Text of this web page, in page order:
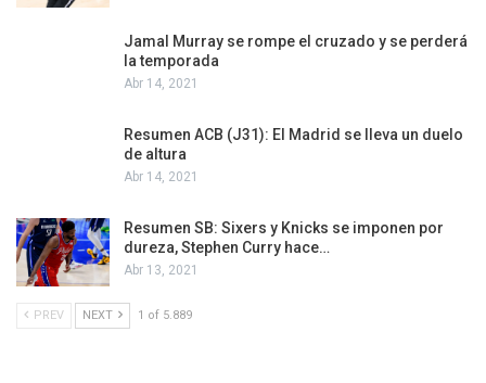
Jamal Murray se rompe el cruzado y se perderá
la temporada
Abr 14, 2021
Resumen ACB (J31): El Madrid se lleva un duelo
de altura
Abr 14, 2021
Resumen SB: Sixers y Knicks se imponen por
dureza, Stephen Curry hace…
Abr 13, 2021
PREV NEXT 1 of 5.889